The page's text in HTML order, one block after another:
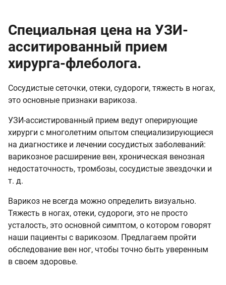
Специальная цена на УЗИ-
асситированный прием
хирурга-флеболога.
Сосудистые сеточки, отеки, судороги, тяжесть в ногах,
это основные признаки варикоза.
УЗИ-ассистированный прием ведут оперирующие
хирурги с многолетним опытом специализирующиеся
на диагностике и лечении сосудистых заболеваний:
варикозное расширение вен, хроническая венозная
недостаточность, тромбозы, сосудистые звездочки и
т. д.
Варикоз не всегда можно определить визуально.
Тяжесть в ногах, отеки, судороги, это не просто
усталость, это основной симптом, о котором говорят
наши пациенты с варикозом. Предлагаем пройти
обследование вен ног, чтобы точно быть уверенным
в своем здоровье.